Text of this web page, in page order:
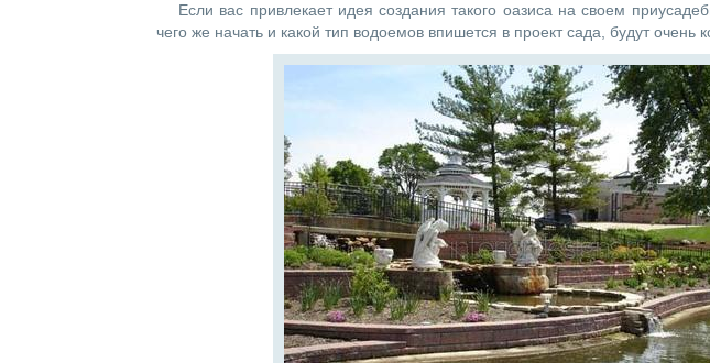
Если вас привлекает идея создания такого оазиса на своем
чего же начать и какой тип водоемов впишется в проект сада, будут очень